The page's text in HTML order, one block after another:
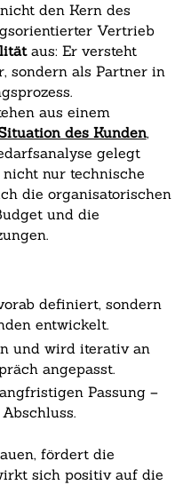
den Kern des
Vertrieb
aus: Er versteht
sondern als Partner in
aus einem
des Kunden,
gelegt
nur technische
die organisatorischen
und die
definiert, sondern
entwickelt.
und wird iterativ an
angepasst.
Passung –
fördert die
sich positiv auf die